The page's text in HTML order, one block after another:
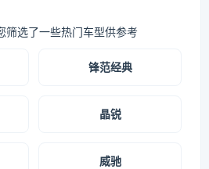
筛选了一些热门车型供参考
锋范经典
晶锐
威驰